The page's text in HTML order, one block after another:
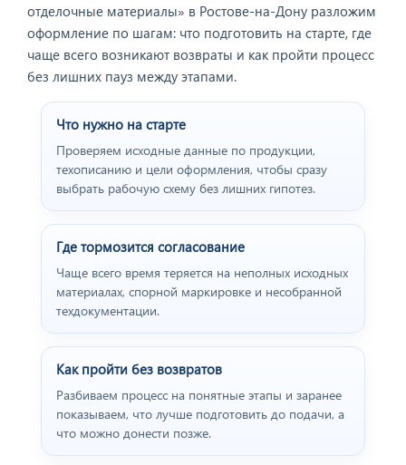
Отзыв от представителя
пивного ресторана
"BEERHOUSE".
отделочные материалы» в Ростове-на-Дону разложим
оформление по шагам: что подготовить на старте, где
чаще всего возникают возвраты и как пройти процесс
без лишних пауз между этапами.
Что нужно на старте
Проверяем исходные данные по продукции,
техописанию и цели оформления, чтобы сразу
выбрать рабочую схему без лишних гипотез.
Где тормозится согласование
Чаще всего время теряется на неполных исходных
материалах, спорной маркировке и несобранной
техдокументации.
Как пройти без возвратов
Разбиваем процесс на понятные этапы и заранее
показываем, что лучше подготовить до подачи, а
что можно донести позже.